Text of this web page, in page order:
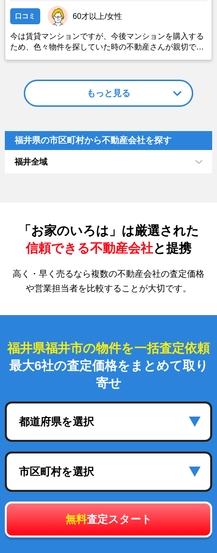
口コミ 60才以上/女性
今は賃貸マンションですが、今後マンションを購入する
ため、色々物件を探していた時の不動産さんが親切で丁
もっと見る
福井県の市区町村から不動産会社を探す
福井全域
「お家のいろは」は厳選された
信頼できる不動産会社と提携
高く・早く売るなら複数の不動産会社の査定価格
や営業担当者を比較することが大切です。
福井県福井市の物件を一括査定依頼
最大6社の査定価格をまとめて取り
寄せ
都道府県を選択
市区町村を選択
無料査定スタート